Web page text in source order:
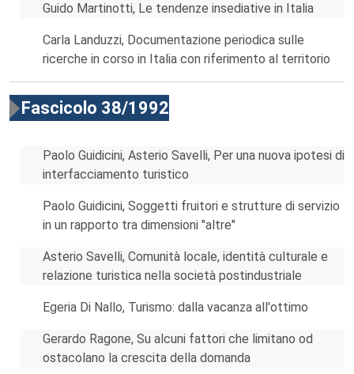
Guido Martinotti, Le tendenze insediative in Italia
Carla Landuzzi, Documentazione periodica sulle
ricerche in corso in Italia con riferimento al territorio
Fascicolo 38/1992
Paolo Guidicini, Asterio Savelli, Per una nuova ipotesi di
interfacciamento turistico
Paolo Guidicini, Soggetti fruitori e strutture di servizio
in un rapporto tra dimensioni "altre"
Asterio Savelli, Comunità locale, identità culturale e
relazione turistica nella società postindustriale
Egeria Di Nallo, Turismo: dalla vacanza all'ottimo
Gerardo Ragone, Su alcuni fattori che limitano od
ostacolano la crescita della domanda